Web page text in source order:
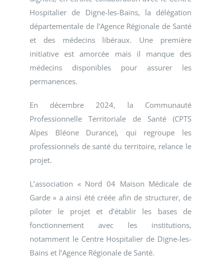
Hospitalier de Digne-les-Bains, la délégation
départementale de l’Agence Régionale de Santé
et des médecins libéraux. Une première
initiative est amorcée mais il manque des
médecins disponibles pour assurer les
permanences.
En décembre 2024, la Communauté
Professionnelle Territoriale de Santé (CPTS
Alpes Bléone Durance), qui regroupe les
professionnels de santé du territoire, relance le
projet.
L’association « Nord 04 Maison Médicale de
Garde » a ainsi été créée afin de structurer, de
piloter le projet et d’établir les bases de
fonctionnement avec les institutions,
notamment le Centre Hospitalier de Digne-les-
Bains et l’Agence Régionale de Santé.